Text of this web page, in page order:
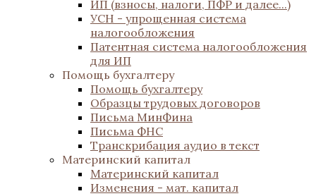
ИП (взносы, налоги, ПФР и далее...)
УСН - упрощенная система
налогообложения
Патентная система налогообложения
для ИП
Помощь бухгалтеру
Помощь бухгалтеру
Образцы трудовых договоров
Письма МинФина
Письма ФНС
Транскрибация аудио в текст
Материнский капитал
Материнский капитал
Изменения - мат. капитал